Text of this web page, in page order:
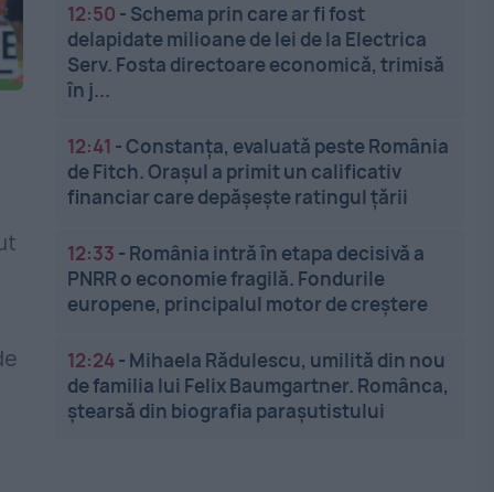
12:50 - Schema prin care ar fi fost
delapidate milioane de lei de la Electrica
Serv. Fosta directoare economică, trimisă
în j...
12:41 -Constanța, evaluată peste România
de Fitch. Orașul a primit un calificativ
financiar care depășește ratingul țării
12:33 - România intră în etapa decisivă a
PNRR o economie fragilă. Fondurile
europene, principalul motor de creștere
12:24- Mihaela Rădulescu, umilită din nou
de familia lui Felix Baumgartner. Românca,
ștearsă din biografia parașutistului